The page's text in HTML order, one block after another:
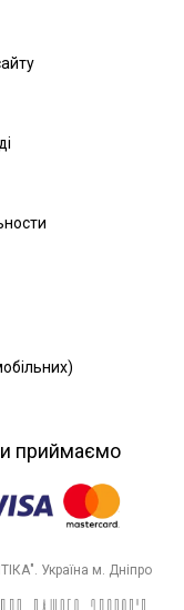
приймаємо
Україна м. Дніпро